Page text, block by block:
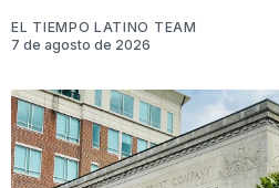
EL TIEMPO LATINO TEAM
7 de agosto de 2026